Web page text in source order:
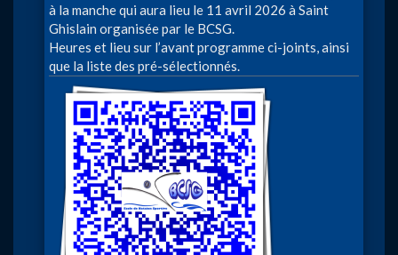
à la manche qui aura lieu le 11 avril 2026 à Saint
Ghislain organisée par le BCSG.
Heures et lieu sur l’avant programme ci-joints, ainsi
que la liste des pré-sélectionnés.
Image